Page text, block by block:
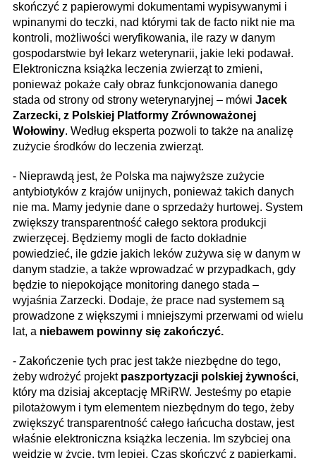
skończyć z papierowymi dokumentami wypisywanymi i
wpinanymi do teczki, nad którymi tak de facto nikt nie ma
kontroli, możliwości weryfikowania, ile razy w danym
gospodarstwie był lekarz weterynarii, jakie leki podawał.
Elektroniczna książka leczenia zwierząt to zmieni,
ponieważ pokaże cały obraz funkcjonowania danego
stada od strony od strony weterynaryjnej – mówi Jacek
Zarzecki, z Polskiej Platformy Zrównoważonej
Wołowiny. Według eksperta pozwoli to także na analizę
zużycie środków do leczenia zwierząt.
- Nieprawdą jest, że Polska ma najwyższe zużycie
antybiotyków z krajów unijnych, ponieważ takich danych
nie ma. Mamy jedynie dane o sprzedaży hurtowej. System
zwiększy transparentność całego sektora produkcji
zwierzęcej. Będziemy mogli de facto dokładnie
powiedzieć, ile gdzie jakich leków zużywa się w danym w
danym stadzie, a także wprowadzać w przypadkach, gdy
będzie to niepokojące monitoring danego stada –
wyjaśnia Zarzecki. Dodaje, że prace nad systemem są
prowadzone z większymi i mniejszymi przerwami od wielu
lat, a niebawem powinny się zakończyć.
- Zakończenie tych prac jest także niezbędne do tego,
żeby wdrożyć projekt paszportyzacji polskiej żywności,
który ma dzisiaj akceptację MRiRW. Jesteśmy po etapie
pilotażowym i tym elementem niezbędnym do tego, żeby
zwiększyć transparentność całego łańcucha dostaw, jest
właśnie elektroniczna książka leczenia. Im szybciej ona
wejdzie w życie, tym lepiej. Czas skończyć z papierkami,